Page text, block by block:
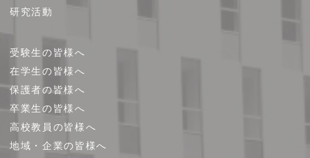
研究活動
受験生の皆様へ
在学生の皆様へ
保護者の皆様へ
卒業生の皆様へ
高校教員の皆様へ
地域・企業の皆様へ